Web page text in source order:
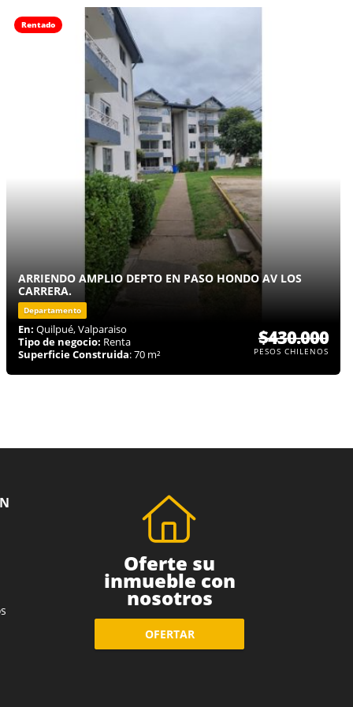
Rentado
ARRIENDO AMPLIO DEPTO EN PASO HONDO AV LOS
CARRERA.
Departamento
En: Quilpué, Valparaiso
Tipo de negocio: Renta
Superficie Construida: 70 m²
$430.000
PESOS CHILENOS
Oferte su
inmueble con
nosotros
OFERTAR